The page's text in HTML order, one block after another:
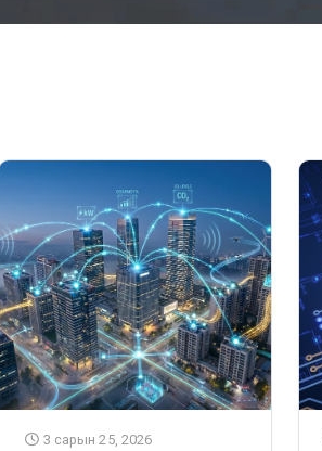
3 сарын 25, 2026